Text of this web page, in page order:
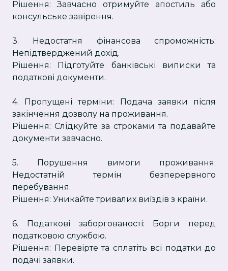
Рішення: Завчасно отримуйте апостиль або
консульське завірення.
3. Недостатня фінансова спроможність:
Непідтверджений дохід.
Рішення: Підготуйте банківські виписки та
податкові документи.
4. Пропущені терміни: Подача заявки після
закінчення дозволу на проживання.
Рішення: Слідкуйте за строками та подавайте
документи завчасно.
5. Порушення вимоги проживання:
Недостатній термін безперервного
перебування.
Рішення: Уникайте тривалих виїздів з країни.
6. Податкові заборгованості: Борги перед
податковою службою.
Рішення: Перевірте та сплатіть всі податки до
подачі заявки.